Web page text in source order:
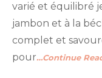
varié et équilibré
jambon et à la
complet et
pour…Continue